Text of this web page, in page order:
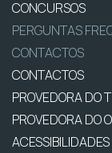
CONCURSOS
PERGUNTAS
CONTACTOS
CONTACTOS
PROVEDORA DO
PROVEDORA DO
ACESSIBILIDADES